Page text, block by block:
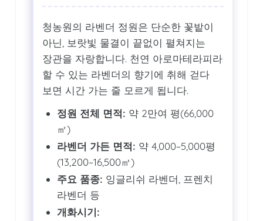
청농원의 라벤더 정원은 단순한 꽃밭이
아닌, 보랏빛 물결이 끝없이 펼쳐지는
장관을 자랑합니다. 천연 아로마테라피라
할 수 있는 라벤더의 향기에 취해 걷다
보면 시간 가는 줄 모르게 됩니다.
정원 전체 면적: 약 2만여 평(66,000
㎡)
라벤더 가든 면적: 약 4,000~5,000평
(13,200~16,500㎡)
주요 품종: 잉글리쉬 라벤더, 프렌치
라벤더 등
개화시기: